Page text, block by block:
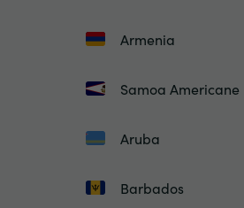
Armenia
Samoa Americane
Aruba
Barbados